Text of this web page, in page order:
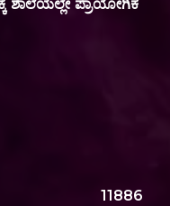
ಶಾಲೆಯಲ್ಲೇ ಪ್ರಾಯೋಗಿಕ
11886